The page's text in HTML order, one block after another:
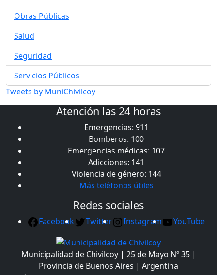
Obras Públicas
Salud
Seguridad
Servicios Públicos
Tweets by MuniChivilcoy
Atención las 24 horas
Emergencias: 911
Bomberos: 100
Emergencias médicas: 107
Adicciones: 141
Violencia de género: 144
Más teléfonos útiles
Redes sociales
Facebook Twitter Instagram YouTube
Municipalidad de Chivilcoy | 25 de Mayo Nº 35 |
Provincia de Buenos Aires | Argentina